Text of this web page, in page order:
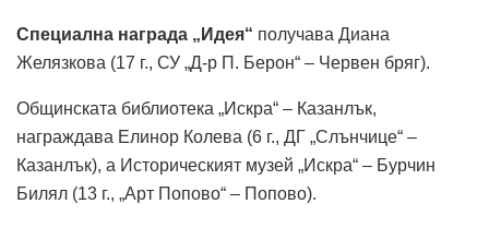
Специална награда „Идея“ получава Диана
Желязкова (17 г., СУ „Д-р П. Берон“ – Червен бряг).
Общинската библиотека „Искра“ – Казанлък,
награждава Елинор Колева (6 г., ДГ „Слънчице“ –
Казанлък), а Историческият музей „Искра“ – Бурчин
Билял (13 г., „Арт Попово“ – Попово).